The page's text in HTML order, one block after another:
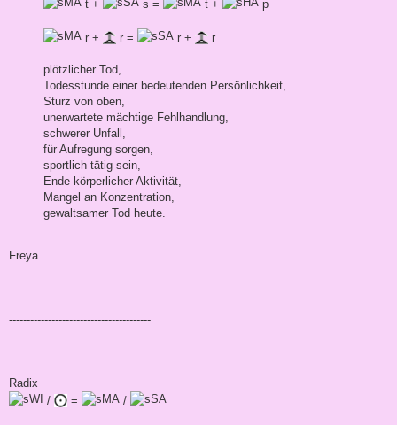
t + s = t + p
r + r = r + r
plötzlicher Tod,
Todesstunde einer bedeutenden Persönlichkeit,
Sturz von oben,
unerwartete mächtige Fehlhandlung,
schwerer Unfall,
für Aufregung sorgen,
sportlich tätig sein,
Ende körperlicher Aktivität,
Mangel an Konzentration,
gewaltsamer Tod heute.
Freya
----------------------------------------
Radix
/
= /